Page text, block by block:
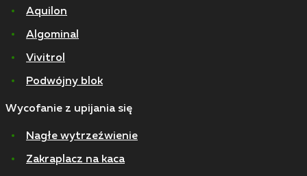
Aquilon
Algominal
Vivitrol
Podwójny blok
Wycofanie z upijania się
Nagłe wytrzeźwienie
Zakraplacz na kaca